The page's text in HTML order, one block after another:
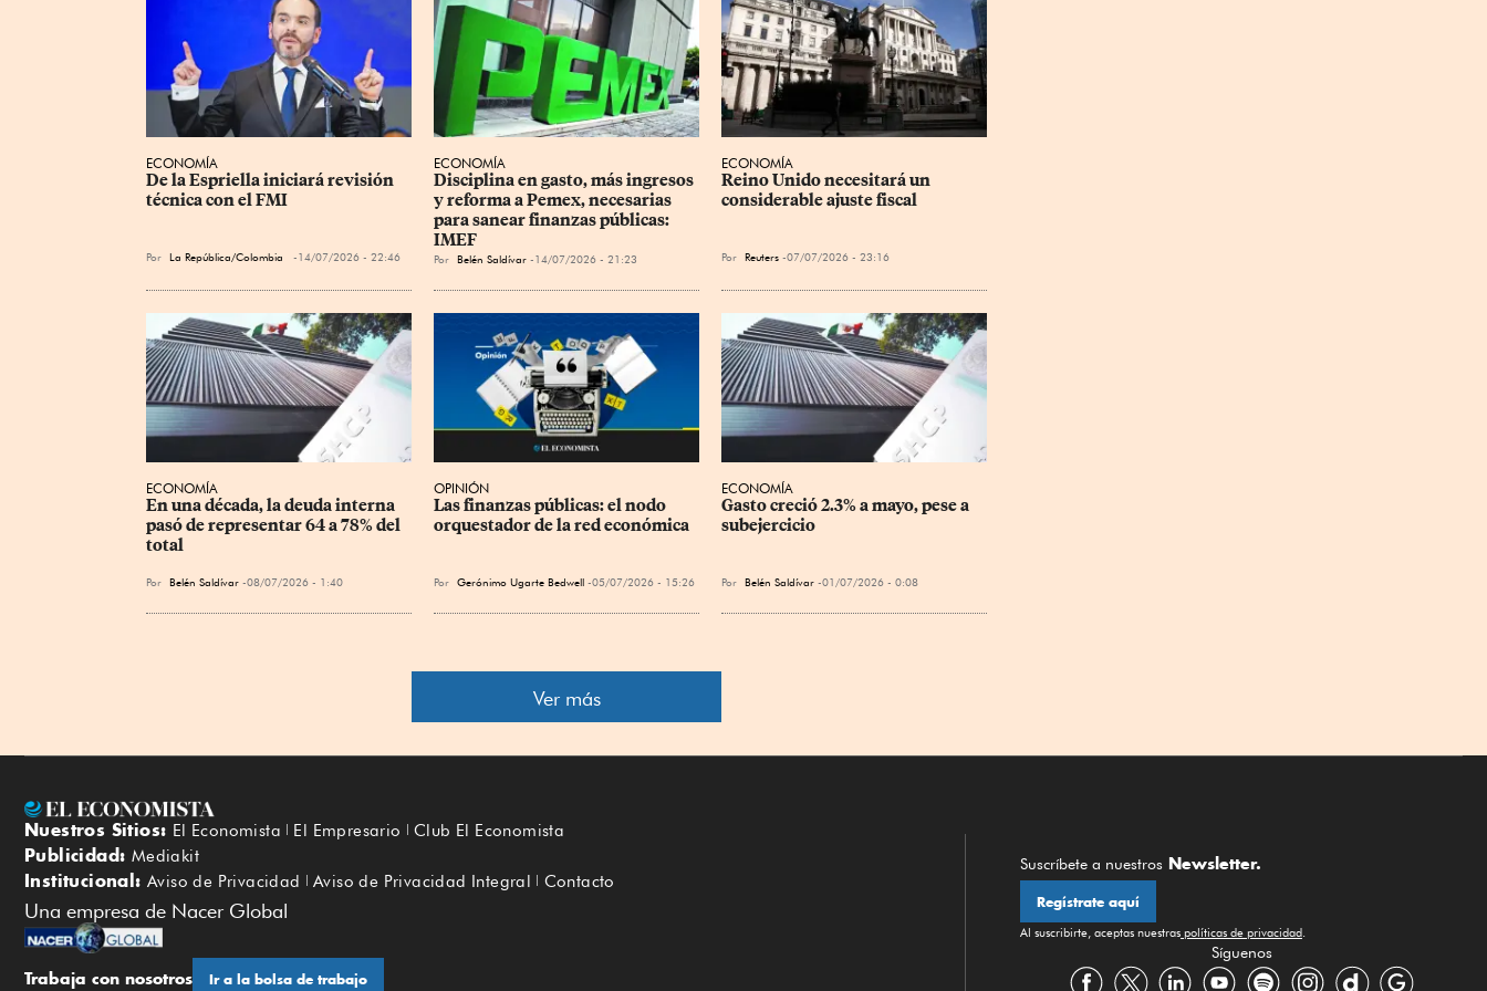
ECONOMÍA
De la Espriella iniciará revisión
técnica con el FMI
Por La República/Colombia 14/07/2026 - 22:46
ECONOMÍA
Disciplina en gasto, más ingresos
y reforma a Pemex, necesarias
para sanear finanzas públicas:
IMEF
Por Belén Saldívar 14/07/2026 - 21:23
ECONOMÍA
Reino Unido necesitará un
considerable ajuste fiscal
Por Reuters 07/07/2026 - 23:16
ECONOMÍA
En una década, la deuda interna
pasó de representar 64 a 78% del
total
Por Belén Saldívar 08/07/2026 - 1:40
OPINIÓN
Las finanzas públicas: el nodo
orquestador de la red económica
Por Gerónimo Ugarte Bedwell 05/07/2026 - 15:26
ECONOMÍA
Gasto creció 2.3% a mayo, pese a
subejercicio
Por Belén Saldívar 01/07/2026 - 0:08
Ver más
Nuestros Sitios: El Economista El Empresario Club El Economista
Publicidad: Mediakit
Institucional: Aviso de Privacidad Aviso de Privacidad Integral Contacto
Una empresa de Nacer Global
Trabaja con nosotros Ir a la bolsa de trabajo
Suscríbete a nuestros Newsletter.
Regístrate aquí
Al suscribirte, aceptas nuestras políticas de privacidad
Síguenos